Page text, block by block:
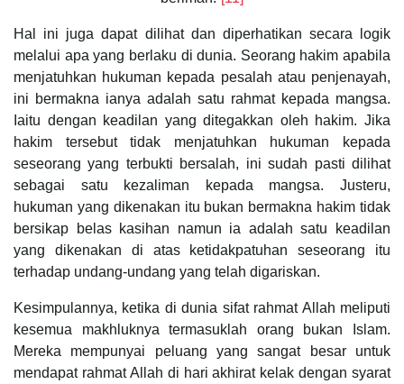
Hal ini juga dapat dilihat dan diperhatikan secara logik
melalui apa yang berlaku di dunia. Seorang hakim apabila
menjatuhkan hukuman kepada pesalah atau penjenayah,
ini bermakna ianya adalah satu rahmat kepada mangsa.
Iaitu dengan keadilan yang ditegakkan oleh hakim. Jika
hakim tersebut tidak menjatuhkan hukuman kepada
seseorang yang terbukti bersalah, ini sudah pasti dilihat
sebagai satu kezaliman kepada mangsa. Justeru,
hukuman yang dikenakan itu bukan bermakna hakim tidak
bersikap belas kasihan namun ia adalah satu keadilan
yang dikenakan di atas ketidakpatuhan seseorang itu
terhadap undang-undang yang telah digariskan.
Kesimpulannya, ketika di dunia sifat rahmat Allah meliputi
kesemua makhluknya termasuklah orang bukan Islam.
Mereka mempunyai peluang yang sangat besar untuk
mendapat rahmat Allah di hari akhirat kelak dengan syarat